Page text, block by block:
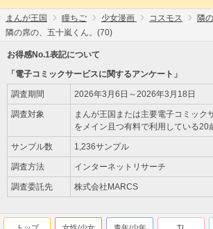
まんが王国 瞳ちご 少女漫画 コスモス
隣
隣の席の、五十嵐くん。(70)
お得感No.1表記について
「電子コミックサービスに関するアンケート」
調査期間 2026年3月6日～2026年3月18日
調査対象
まんが王国または主要電子コミック
をメイン且つ有料で利用している20
サンプル数 1,236サンプル
調査方法 インターネットリサーチ
調査委託先 株式会社MARCS